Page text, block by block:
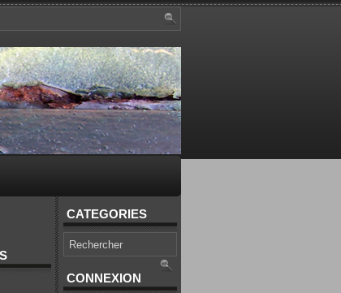
CATEGORIES
CONNEXION